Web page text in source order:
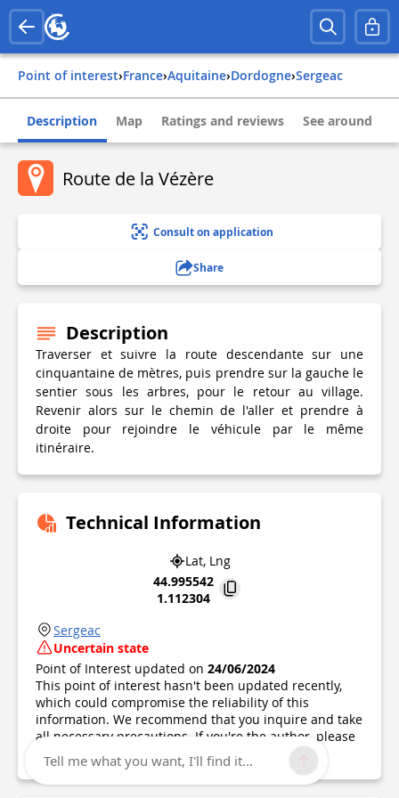
Point of interest› france› aquitaine› dordogne› sergeac
Description Map Ratings and reviews See around
Route de la Vézère
Consult on application
Share
Description
Traverser et suivre la route descendante sur une
cinquantaine de mètres, puis prendre sur la gauche le
sentier sous les arbres, pour le retour au village.
Revenir alors sur le chemin de l'aller et prendre à
droite pour rejoindre le véhicule par le même
itinéraire.
Technical Information
Lat, Lng
44.995542
1.112304
Sergeac
Uncertain state
Point of Interest updated on 24/06/2024
This point of interest hasn't been updated recently,
which could compromise the reliability of this
information. We recommend that you inquire and take
all necessary precautions. If you're the author, please
verify your information.
Tell me what you want, I'll find it...